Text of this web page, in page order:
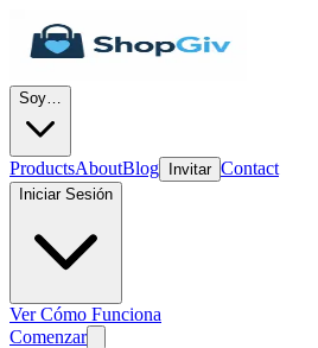
Soy…
ProductsAboutBlog Invitar Contact
Iniciar Sesión
Ver Cómo Funciona
Comenzar